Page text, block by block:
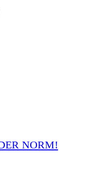
NORM!